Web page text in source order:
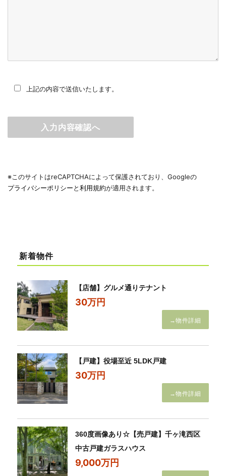
上記の内容で送信いたします。
※このサイトはreCAPTCHAによって保護されており、Googleの
プライバシーポリシーと利用規約が適用されます。
新着物件
【店舗】グルメ通りテナント
30万円
→物件詳細
【戸建】役場至近 5LDK戸建
30万円
→物件詳細
360度画像あり☆【売戸建】千ヶ滝西区
中古戸建ガラスハウス
9,000万円